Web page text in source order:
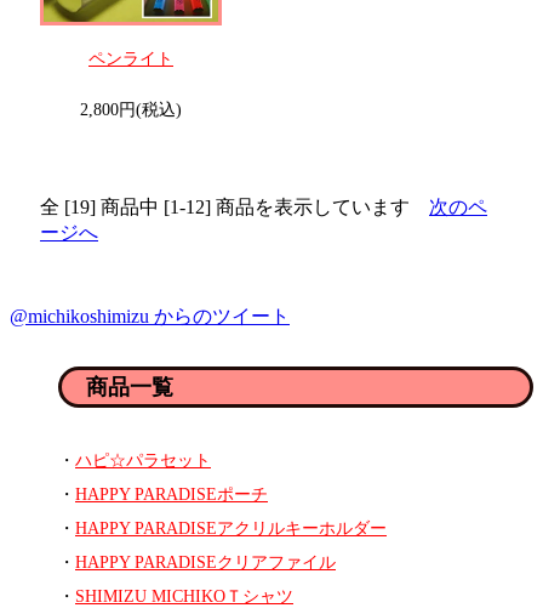
ペンライト
2,800円(税込)
全 [19] 商品中 [1-12] 商品を表示しています 次のペ
ージへ
@michikoshimizu からのツイート
商品一覧
ハピ☆パラセット
HAPPY PARADISEポーチ
HAPPY PARADISEアクリルキーホルダー
HAPPY PARADISEクリアファイル
SHIMIZU MICHIKOＴシャツ